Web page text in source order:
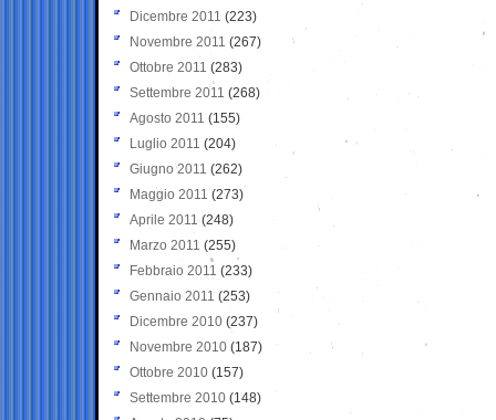
Dicembre 2011 (223)
Novembre 2011 (267)
Ottobre 2011 (283)
Settembre 2011 (268)
Agosto 2011 (155)
Luglio 2011 (204)
Giugno 2011 (262)
Maggio 2011 (273)
Aprile 2011 (248)
Marzo 2011 (255)
Febbraio 2011 (233)
Gennaio 2011 (253)
Dicembre 2010 (237)
Novembre 2010 (187)
Ottobre 2010 (157)
Settembre 2010 (148)